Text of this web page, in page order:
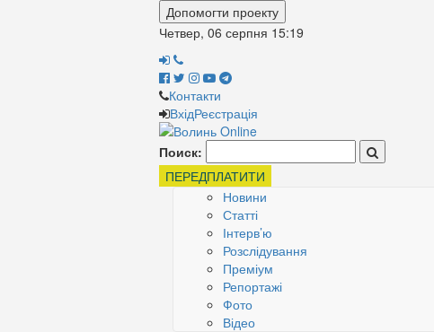
Допомогти проекту
Четвер, 06 серпня 15:19
Контакти
ВхідРеєстрація
Поиск:
ПЕРЕДПЛАТИТИ
Новини
Статті
Інтерв’ю
Розслідування
Преміум
Репортажі
Фото
Відео